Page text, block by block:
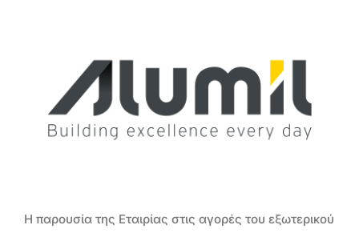
μεγαλύτερης
Η παρουσία της Εταιρίας στις αγορές του εξωτερικού